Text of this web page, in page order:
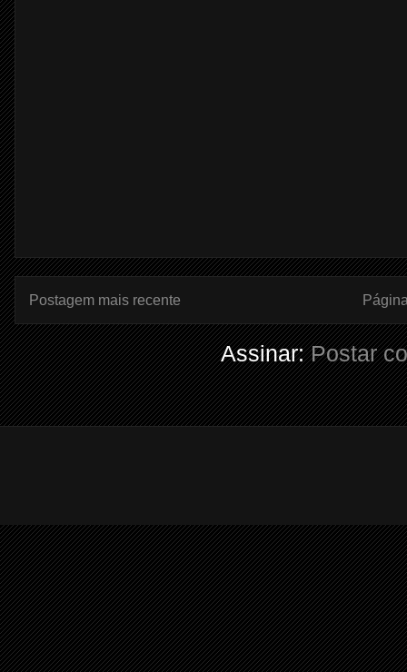
Postagem mais recente
Assinar:Postar